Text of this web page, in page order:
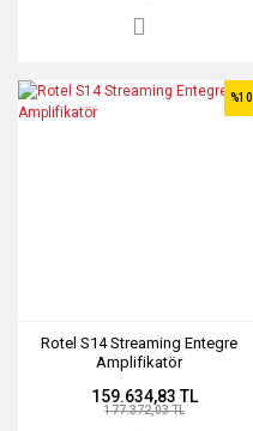
Rotel S14 Streaming Entegre
Amplifikatör
%10
159.634,83 TL
177.372,03 TL